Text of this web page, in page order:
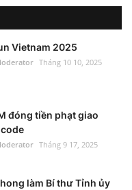
Vietnam 2025
Tháng 10 10, 2025
đóng tiền phạt giao
Tháng 9 17, 2025
làm Bí thư Tỉnh ủy